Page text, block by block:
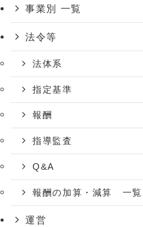
事業別 一覧
法令等
法体系
指定基準
報酬
指導監査
Q&A
報酬の加算・減算 一覧
運営